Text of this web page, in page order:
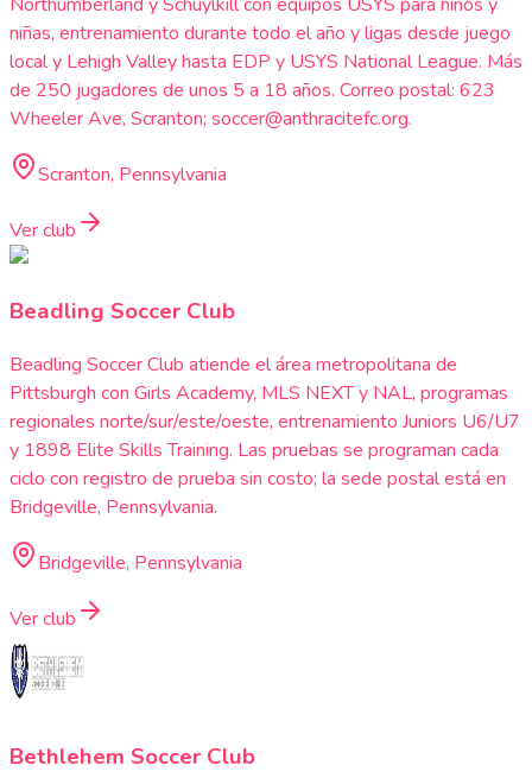
niñas, entrenamiento durante todo el año y ligas desde juego
local y Lehigh Valley hasta EDP y USYS National League. Más
de 250 jugadores de unos 5 a 18 años. Correo postal: 623
Wheeler Ave, Scranton; soccer@anthracitefc.org.
Scranton, Pennsylvania
Ver club
Beadling Soccer Club
Beadling Soccer Club atiende el área metropolitana de
Pittsburgh con Girls Academy, MLS NEXT y NAL, programas
regionales norte/sur/este/oeste, entrenamiento Juniors U6/U7
y 1898 Elite Skills Training. Las pruebas se programan cada
ciclo con registro de prueba sin costo; la sede postal está en
Bridgeville, Pennsylvania.
Bridgeville, Pennsylvania
Ver club
Bethlehem Soccer Club